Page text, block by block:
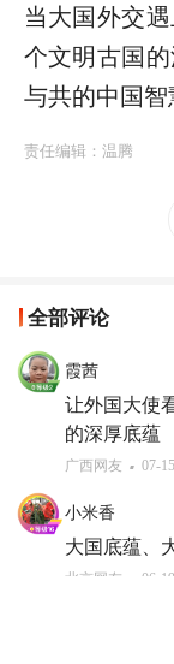
当大国外交
个文明古国
与共的中国智
责任编辑： 温腾
全部评论
霞茜
让外国大使
的深厚底蕴
广西网友 07-15
小米香
大国底蕴、
北京网友 06-19